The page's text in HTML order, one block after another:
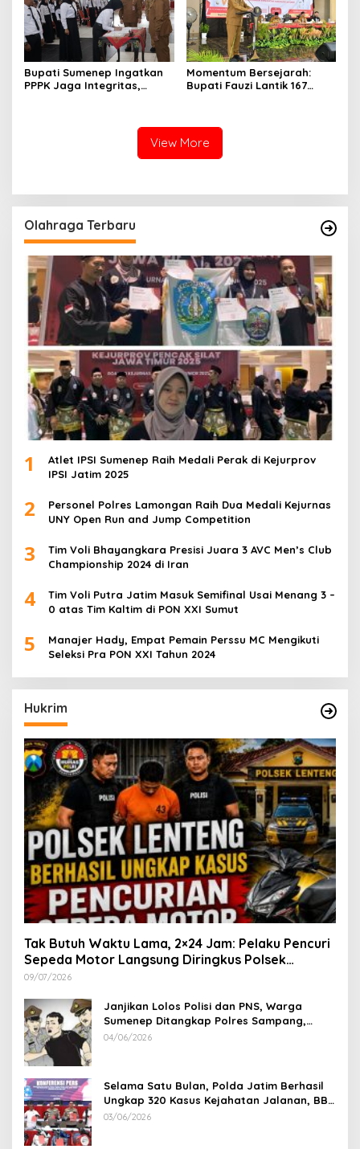
Bupati Sumenep Ingatkan
PPPK Jaga Integritas,
Momentum Bersejarah:
Bupati Fauzi Lantik 167
View More
Olahraga Terbaru
1
Atlet IPSI Sumenep Raih Medali Perak di Kejurprov
IPSI Jatim 2025
2
Personel Polres Lamongan Raih Dua Medali Kejurnas
UNY Open Run and Jump Competition
3
Tim Voli Bhayangkara Presisi Juara 3 AVC Men’s Club
Championship 2024 di Iran
4
Tim Voli Putra Jatim Masuk Semifinal Usai Menang 3 –
0 atas Tim Kaltim di PON XXI Sumut
5
Manajer Hady, Empat Pemain Perssu MC Mengikuti
Seleksi Pra PON XXI Tahun 2024
Hukrim
Tak Butuh Waktu Lama, 2×24 Jam: Pelaku Pencuri
Sepeda Motor Langsung Diringkus Polsek
Lenteng di Wilayah Manding
09/07/2026
Janjikan Lolos Polisi dan PNS, Warga
Sumenep Ditangkap Polres Sampang,
Korban Rugi Rp 600 juta
04/06/2026
Selama Satu Bulan, Polda Jatim Berhasil
Ungkap 320 Kasus Kejahatan Jalanan, BB
100 Sepeda Motor dan 12 Mobil Diamankan
03/06/2026